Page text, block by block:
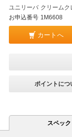
お申込番号 1M6608
カートへ
ポイントにつ
スペック